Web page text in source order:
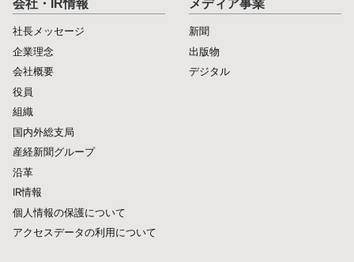
会社・IR情報
社長メッセージ
企業理念
会社概要
役員
組織
国内外総支局
産経新聞グループ
沿革
IR情報
個人情報の保護について
アクセスデータの利用について
メディア事業
新聞
出版物
デジタル